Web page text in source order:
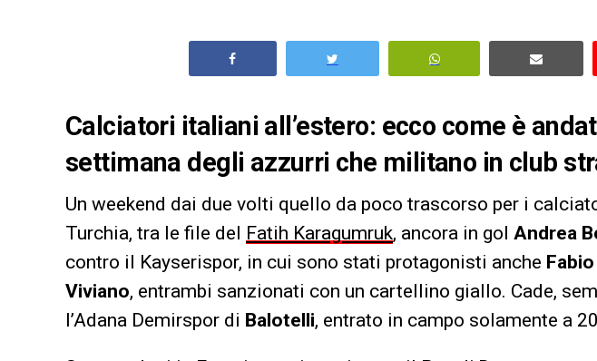
Calciatori italiani all’estero: ecco come è
settimana degli azzurri che militano in club
Un weekend dai due volti quello da poco trascorso per i
Turchia, tra le file del Fatih Karagumruk, ancora in gol Andrea
contro il Kayserispor, in cui sono stati protagonisti anche
Viviano, entrambi sanzionati con un cartellino giallo. Cade,
l’Adana Demirspor di Balotelli, entrato in campo solamente a